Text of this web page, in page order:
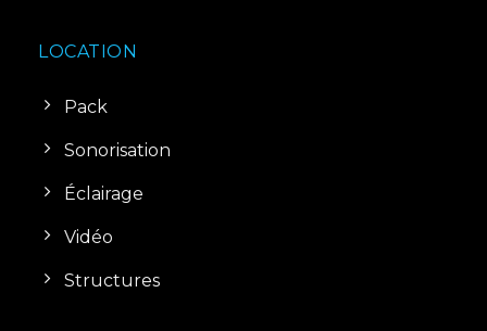
LOCATION
Pack
Sonorisation
Éclairage
Vidéo
Structures